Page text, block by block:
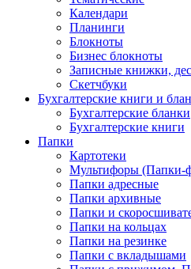
Календари
Планинги
Блокноты
Бизнес блокноты
Записные книжки,
Скетчбуки
Бухгалтерские книги и
Бухгалтерские бланки
Бухгалтерские книги
Папки
Картотеки
Мультифоры (Папки-
Папки адресные
Папки архивные
Папки и
Папки на кольцах
Папки на резинке
Папки с вкладышами